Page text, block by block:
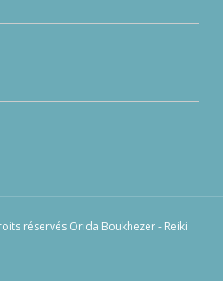
réservés Orida Boukhezer - Reiki